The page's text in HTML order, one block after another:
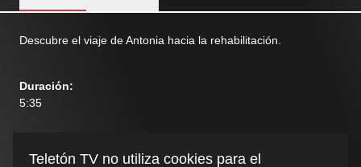
Descubre el viaje de Antonia hacia la rehabilitación.
Duración:
5:35
Teletón TV no utiliza cookies para el